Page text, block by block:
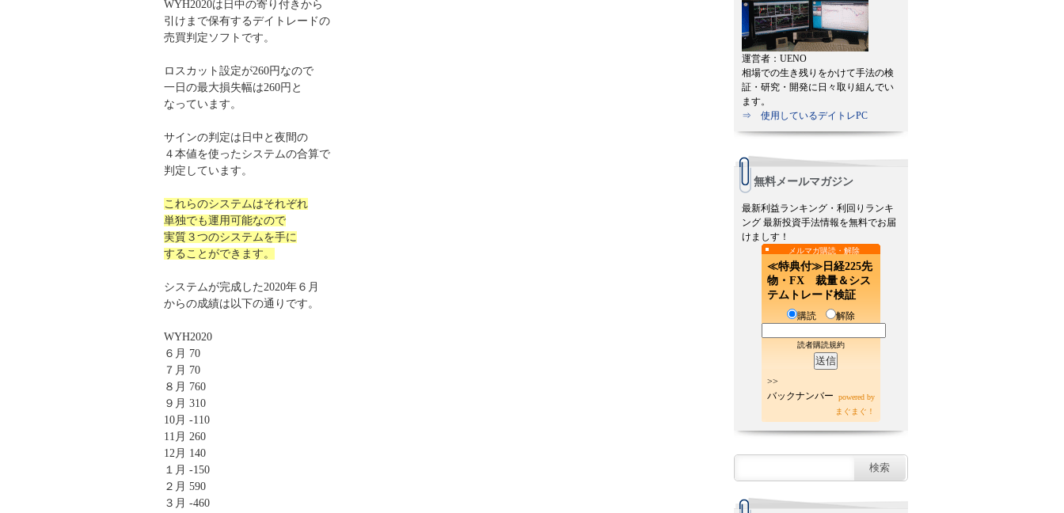
WYH2020は日中の寄り付きから
引けまで保有するデイトレードの
売買判定ソフトです。
ロスカット設定が260円なので
一日の最大損失幅は260円と
なっています。
サインの判定は日中と夜間の
４本値を使ったシステムの合算で
判定しています。
これらのシステムはそれぞれ
単独でも運用可能なので
実質３つのシステムを手に
することができます。
システムが完成した2020年６月
からの成績は以下の通りです。
WYH2020
６月 70
７月 70
８月 760
９月 310
10月 -110
11月 260
12月 140
１月 -150
２月 590
３月 -460
運営者：UENO
相場での生き残りをかけて手法の検
証・研究・開発に日々取り組んでい
ます。
⇒ 使用しているデイトレPC
無料メールマガジン
最新利益ランキング・利回りランキ
ング 最新投資手法情報を無料でお届
けましす！
メルマガ購読・解除
≪特典付≫日経225先
物・FX 裁量＆シス
テムトレード検証
購読 解除
読者購読規約
>>
バックナンバー
powered by
まぐまぐ！